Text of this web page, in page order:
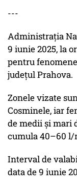
---
Administrația
9 iunie 2025, la
pentru
județul Prahova.
Zonele vizate
Cosminele, iar
de medii și mari
cumula 40–60 l/
Interval de
data de 9 iunie